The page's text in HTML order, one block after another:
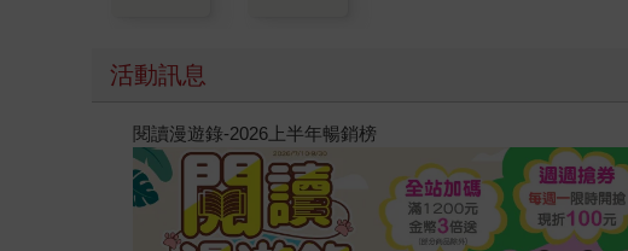
活動訊息
閱讀漫遊錄-2026上半年暢銷榜